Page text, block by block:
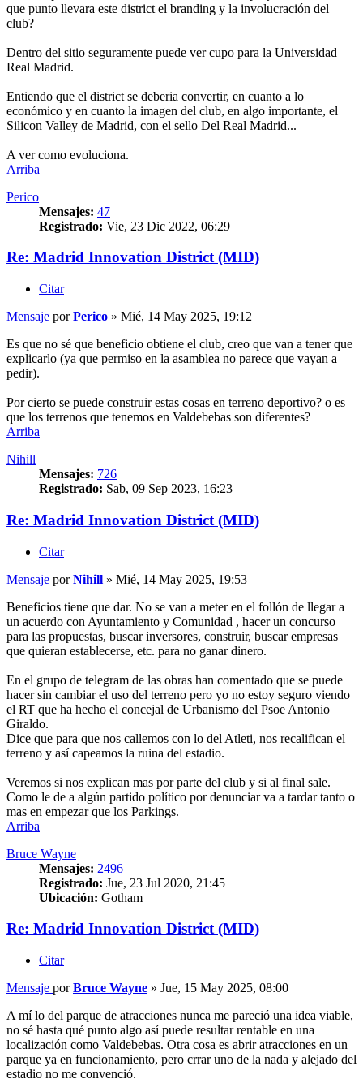
que punto llevara este district el branding y la involucración del
club?
Dentro del sitio seguramente puede ver cupo para la Universidad
Real Madrid.
Entiendo que el district se deberia convertir, en cuanto a lo
económico y en cuanto la imagen del club, en algo importante, el
Silicon Valley de Madrid, con el sello Del Real Madrid...
A ver como evoluciona.
Arriba
Perico
Mensajes: 47
Registrado: Vie, 23 Dic 2022, 06:29
Re: Madrid Innovation District (MID)
Citar
Mensaje porPerico » Mié, 14 May 2025, 19:12
Es que no sé que beneficio obtiene el club, creo que van a tener que
explicarlo (ya que permiso en la asamblea no parece que vayan a
pedir).
Por cierto se puede construir estas cosas en terreno deportivo? o es
que los terrenos que tenemos en Valdebebas son diferentes?
Arriba
Nihill
Mensajes: 726
Registrado: Sab, 09 Sep 2023, 16:23
Re: Madrid Innovation District (MID)
Citar
Mensaje porNihill » Mié, 14 May 2025, 19:53
Beneficios tiene que dar. No se van a meter en el follón de llegar a
un acuerdo con Ayuntamiento y Comunidad , hacer un concurso
para las propuestas, buscar inversores, construir, buscar empresas
que quieran establecerse, etc. para no ganar dinero.
En el grupo de telegram de las obras han comentado que se puede
hacer sin cambiar el uso del terreno pero yo no estoy seguro viendo
el RT que ha hecho el concejal de Urbanismo del Psoe Antonio
Giraldo.
Dice que para que nos callemos con lo del Atleti, nos recalifican el
terreno y así capeamos la ruina del estadio.
Veremos si nos explican mas por parte del club y si al final sale.
Como le de a algún partido político por denunciar va a tardar tanto o
mas en empezar que los Parkings.
Arriba
Bruce Wayne
Mensajes: 2496
Registrado: Jue, 23 Jul 2020, 21:45
Ubicación: Gotham
Re: Madrid Innovation District (MID)
Citar
Mensaje porBruce Wayne » Jue, 15 May 2025, 08:00
A mí lo del parque de atracciones nunca me pareció una idea viable,
no sé hasta qué punto algo así puede resultar rentable en una
localización como Valdebebas. Otra cosa es abrir atracciones en un
parque ya en funcionamiento, pero crrar uno de la nada y alejado del
estadio no me convenció.